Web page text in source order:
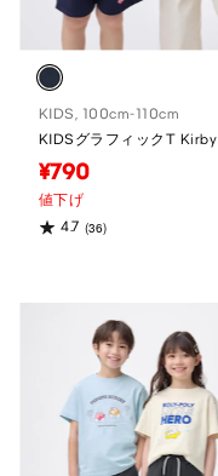
KIDS, 100cm-110cm
KIDSグラフィックT Kirby
¥790
値下げ
4.7 (36)